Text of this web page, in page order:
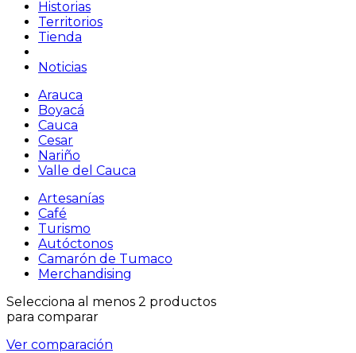
Historias
Territorios
Tienda
Noticias
Arauca
Boyacá
Cauca
Cesar
Nariño
Valle del Cauca
Artesanías
Café
Turismo
Autóctonos
Camarón de Tumaco
Merchandising
Selecciona al menos 2 productos
para comparar
Ver comparación